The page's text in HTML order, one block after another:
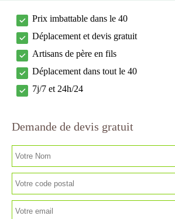
Prix imbattable dans le 40
Déplacement et devis gratuit
Artisans de père en fils
Déplacement dans tout le 40
7j/7 et 24h/24
Demande de devis gratuit